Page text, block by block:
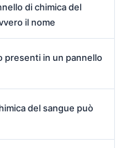
di chimica del
il nome
presenti in un pannello
del sangue può